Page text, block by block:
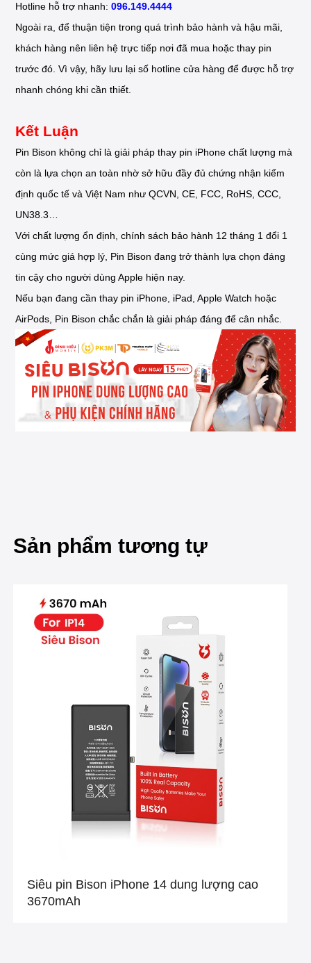
Hotline hỗ trợ nhanh:096.149.4444
Ngoài ra, để thuận tiện trong quá trình bảo hành và hậu mãi,
khách hàng nên liên hệ trực tiếp nơi đã mua hoặc thay pin
trước đó. Vì vậy, hãy lưu lại số hotline cửa hàng để được hỗ trợ
nhanh chóng khi cần thiết.
Kết Luận
Pin Bison không chỉ là giải pháp thay pin iPhone chất lượng mà
còn là lựa chọn an toàn nhờ sở hữu đầy đủ chứng nhận kiểm
định quốc tế và Việt Nam như QCVN, CE, FCC, RoHS, CCC,
UN38.3…
Với chất lượng ổn định, chính sách bảo hành 12 tháng 1 đổi 1
cùng mức giá hợp lý, Pin Bison đang trở thành lựa chọn đáng
tin cậy cho người dùng Apple hiện nay.
Nếu bạn đang cần thay pin iPhone, iPad, Apple Watch hoặc
AirPods, Pin Bison chắc chắn là giải pháp đáng để cân nhắc.
Sản phẩm tương tự
Siêu pin Bison iPhone 14 dung lượng cao
3670mAh